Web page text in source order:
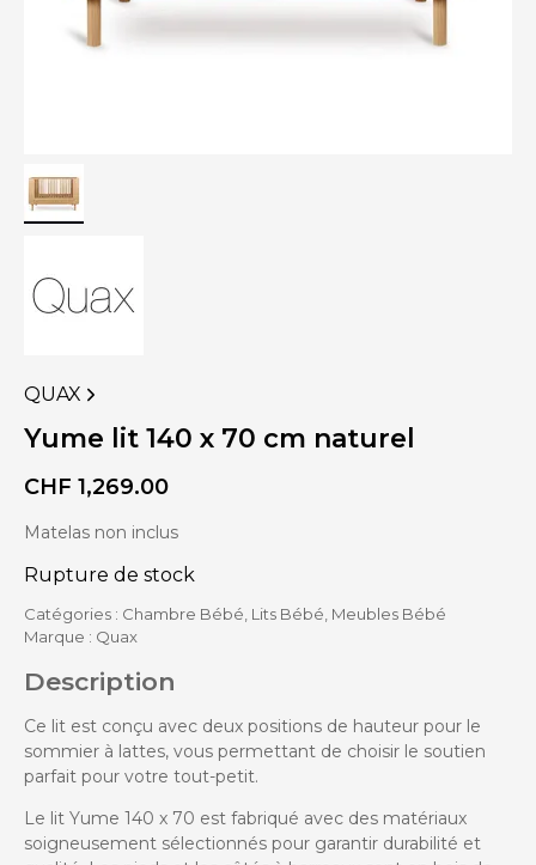
VOIR
PLUS
DE
QUAX
Yume lit 140 x 70 cm naturel
CHF 1,269.00
Matelas non inclus
Rupture de stock
Catégories : Chambre Bébé Lits Bébé Meubles Bébé
Marque : Quax
Description
Ce lit est conçu avec deux positions de hauteur pour le
sommier à lattes, vous permettant de choisir le soutien
parfait pour votre tout-petit.
Le lit Yume 140 x 70 est fabriqué avec des matériaux
soigneusement sélectionnés pour garantir durabilité et